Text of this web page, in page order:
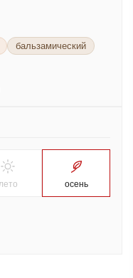
бальзамический
осень